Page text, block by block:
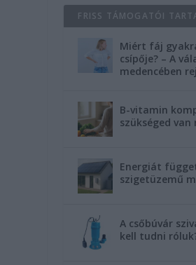
FRISS TÁMOGATÓI
Miért fáj
csípője? – A
medencében
B-vitamin
szükséged van
Energiát
szigetüzemű
A csőbúvár
kell tudni